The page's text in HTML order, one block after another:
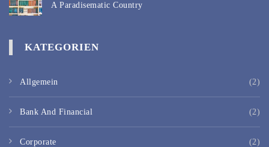
A Paradisematic Country
KATEGORIEN
Allgemein (2)
Bank And Financial (2)
Corporate (2)